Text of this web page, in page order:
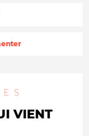
VIENT